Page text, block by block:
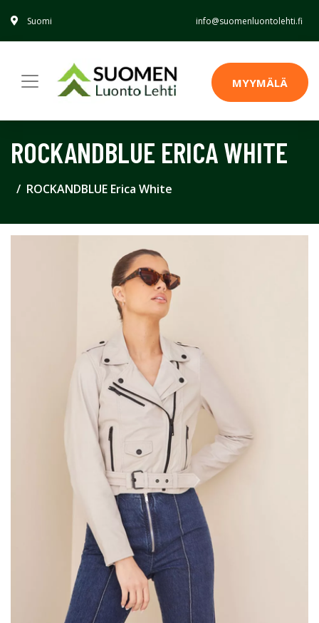
Suomi info@suomenluontolehti.fi
MYYMÄLÄ
ROCKANDBLUE ERICA WHITE
ROCKANDBLUE Erica White